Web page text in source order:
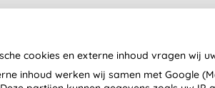
cookies en externe inhoud vragen wij
inhoud werken wij samen met Google